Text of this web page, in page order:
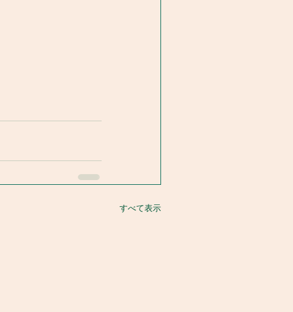
すべて表示